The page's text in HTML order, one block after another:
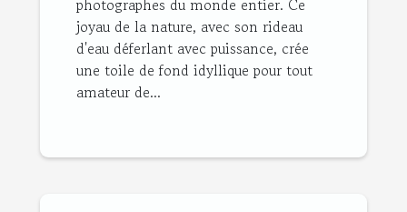
joyau de la nature, avec son rideau
d'eau déferlant avec puissance, crée
une toile de fond idyllique pour tout
amateur de...